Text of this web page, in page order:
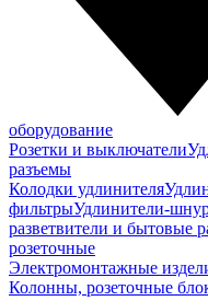
оборудование
Розетки и выключатели
разъемы
Колодки удлинителя
фильтрыУдлинители-
разветвители и бытовые
розеточные
Электромонтажные
Колонны, розеточные